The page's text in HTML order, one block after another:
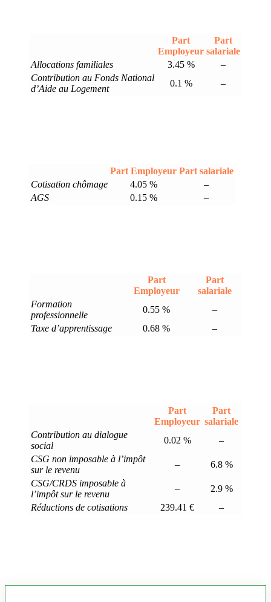
Part
Employeur
Part
salariale
Allocations familiales
3.45 %
–
Contribution au Fonds National
d’Aide au Logement
0.1 % –
Part Employeur Part salariale
Cotisation chômage
4.05 %
–
AGS
0.15 % –
Part
Employeur
Part
salariale
Formation
professionnelle
0.55 %
–
Taxe d’apprentissage
0.68 % –
Part
Employeur
Part
salariale
Contribution au dialogue
social
0.02 %
–
CSG non imposable à l’impôt
sur le revenu
–
6.8 %
CSG/CRDS imposable à
l’impôt sur le revenu
–
2.9 %
Réductions de cotisations
239.41 € –